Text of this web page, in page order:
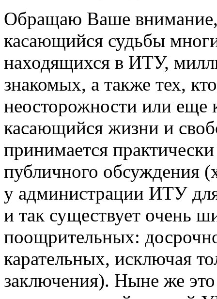
Обращаю Ваше внимание,
касающийся судьбы
находящихся в ИТУ,
знакомых, а также тех,
неосторожности или еще
касающийся жизни и
принимается
публичного обсуждения
у администрации ИТУ
и так существует очень
поощрительных:
карательных, исключая
заключения). Ныне же